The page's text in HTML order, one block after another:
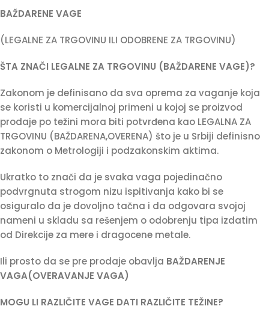
BAŽDARENE VAGE
(LEGALNE ZA TRGOVINU ILI ODOBRENE ZA TRGOVINU)
ŠTA ZNAČI LEGALNE ZA TRGOVINU (BAŽDARENE VAGE)?
Zakonom je definisano da sva oprema za vaganje koja
se koristi u komercijalnoj primeni u kojoj se proizvod
prodaje po težini mora biti potvrđena kao LEGALNA ZA
TRGOVINU (BAŽDARENA,OVERENA) što je u Srbiji definisno
zakonom o Metrologiji i podzakonskim aktima.
Ukratko to znači da je svaka vaga pojedinačno
podvrgnuta strogom nizu ispitivanja kako bi se
osiguralo da je dovoljno tačna i da odgovara svojoj
nameni u skladu sa rešenjem o odobrenju tipa izdatim
od Direkcije za mere i dragocene metale.
Ili prosto da se pre prodaje obavlja BAŽDARENJE
VAGA(OVERAVANJE VAGA)
MOGU LI RAZLIČITE VAGE DATI RAZLIČITE TEŽINE?